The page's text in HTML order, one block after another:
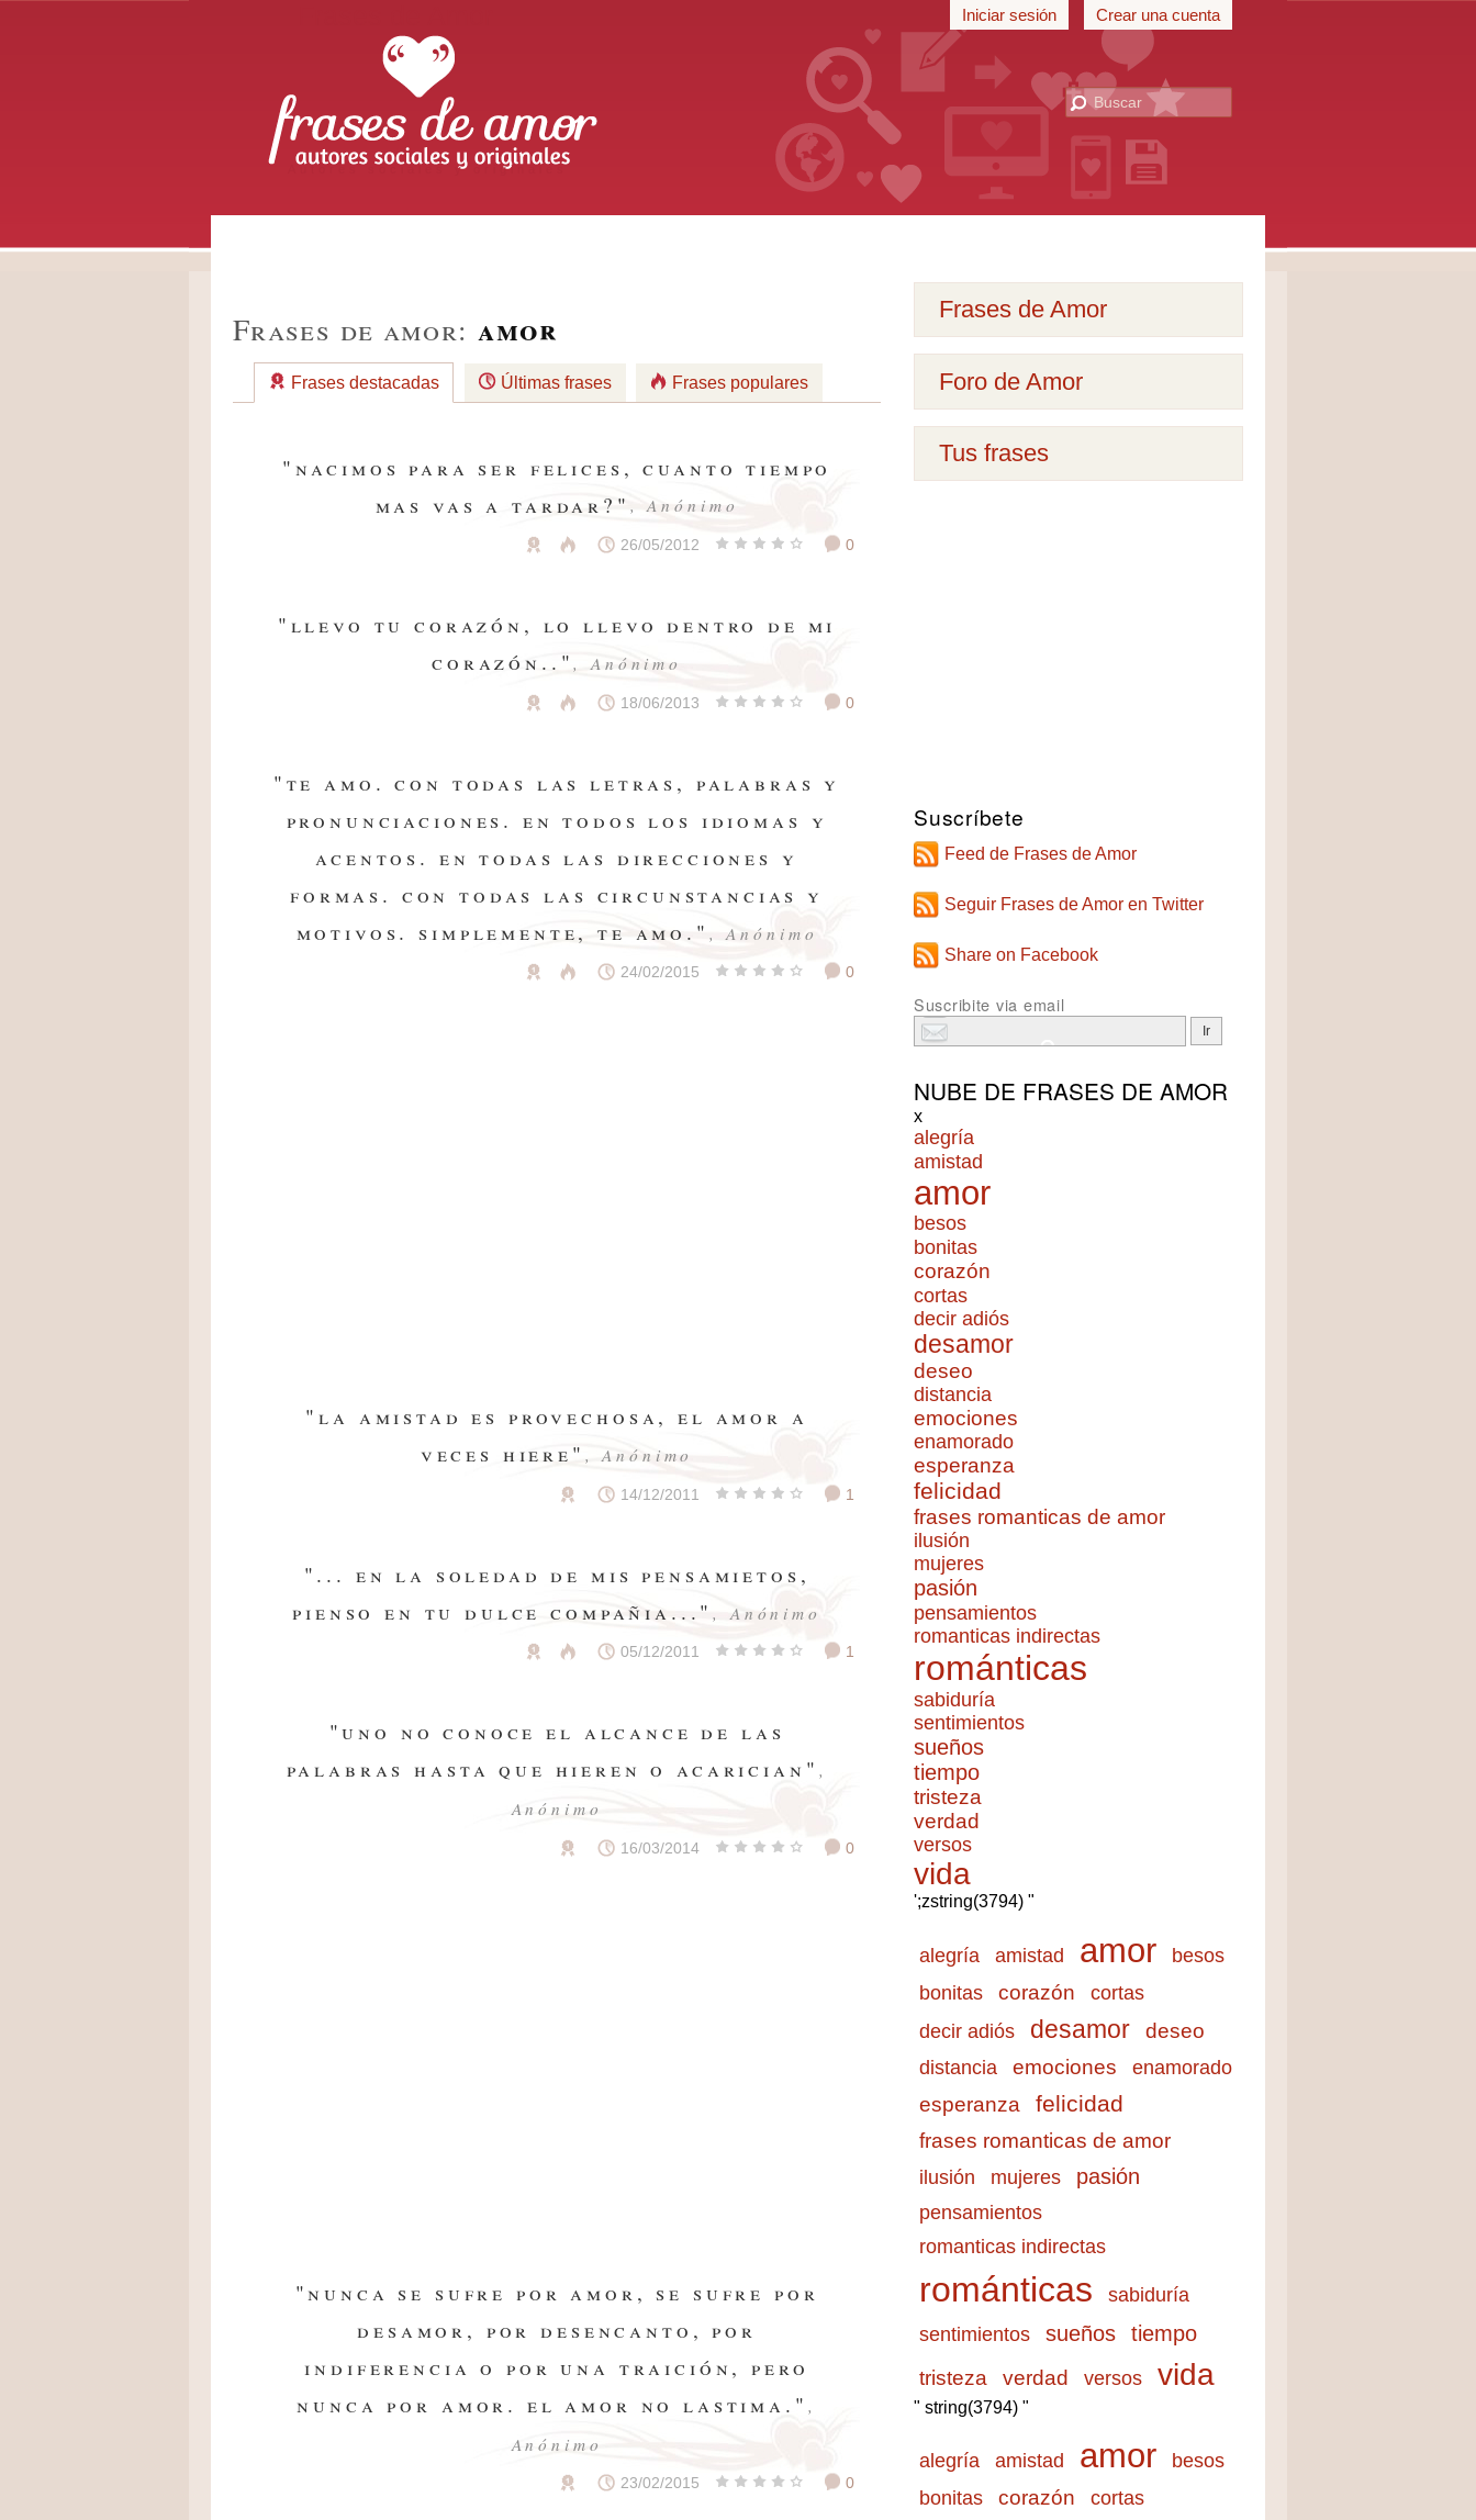
Autores sociales y originales
Iniciar sesión Crear una cuenta
Frases de Amor
Foro de Amor
Tus frases
Frases de amor: amor
Frases destacadas Últimas frases Frases populares
"nacimos para ser felices, cuanto tiempo
mas vas a tardar?" , Anónimo
26/05/2012 0
"llevo tu corazón, lo llevo dentro de mi
corazón..", Anónimo
18/06/2013 0
"te amo. con todas las letras, palabras y
pronunciaciones. en todos los idiomas y
acentos. en todas las direcciones y
formas. con todas las circunstancias y
motivos. simplemente, te amo." , Anónimo
24/02/2015 0
"la amistad es provechosa, el amor a
veces hiere" , Anónimo
14/12/2011 1
"... en la soledad de mis pensamietos,
pienso en tu dulce compañia...", Anónimo
05/12/2011 1
"uno no conoce el alcance de las
palabras hasta que hieren o acarician" ,
Anónimo
16/03/2014 0
"nunca se sufre por amor, se sufre por
desamor, por desencanto, por
indiferencia o por una traición, pero
nunca por amor. el amor no lastima." ,
Anónimo
23/02/2015 0
Suscríbete
Feed de Frases de Amor
Seguir Frases de Amor en Twitter
Share on Facebook
Suscribite via email
NUBE DE FRASES DE AMOR
x
alegría
amistad
amor
besos
bonitas
corazón
cortas
decir adiós
desamor
deseo
distancia
emociones
enamorado
esperanza
felicidad
frases romanticas de amor
ilusión
mujeres
pasión
pensamientos
romanticas indirectas
románticas
sabiduría
sentimientos
sueños
tiempo
tristeza
verdad
versos
vida
';zstring(3794) "
alegría amistad amor besos
bonitas corazón cortas
decir adiós desamor deseo
distancia emociones enamorado
esperanza felicidad
frases romanticas de amor
ilusión mujeres pasión
pensamientos
romanticas indirectas
románticas
sabiduría
sentimientos
sueños tiempo
tristeza verdad versos vida
" string(3794) "
alegría amistad amor besos
bonitas corazón cortas